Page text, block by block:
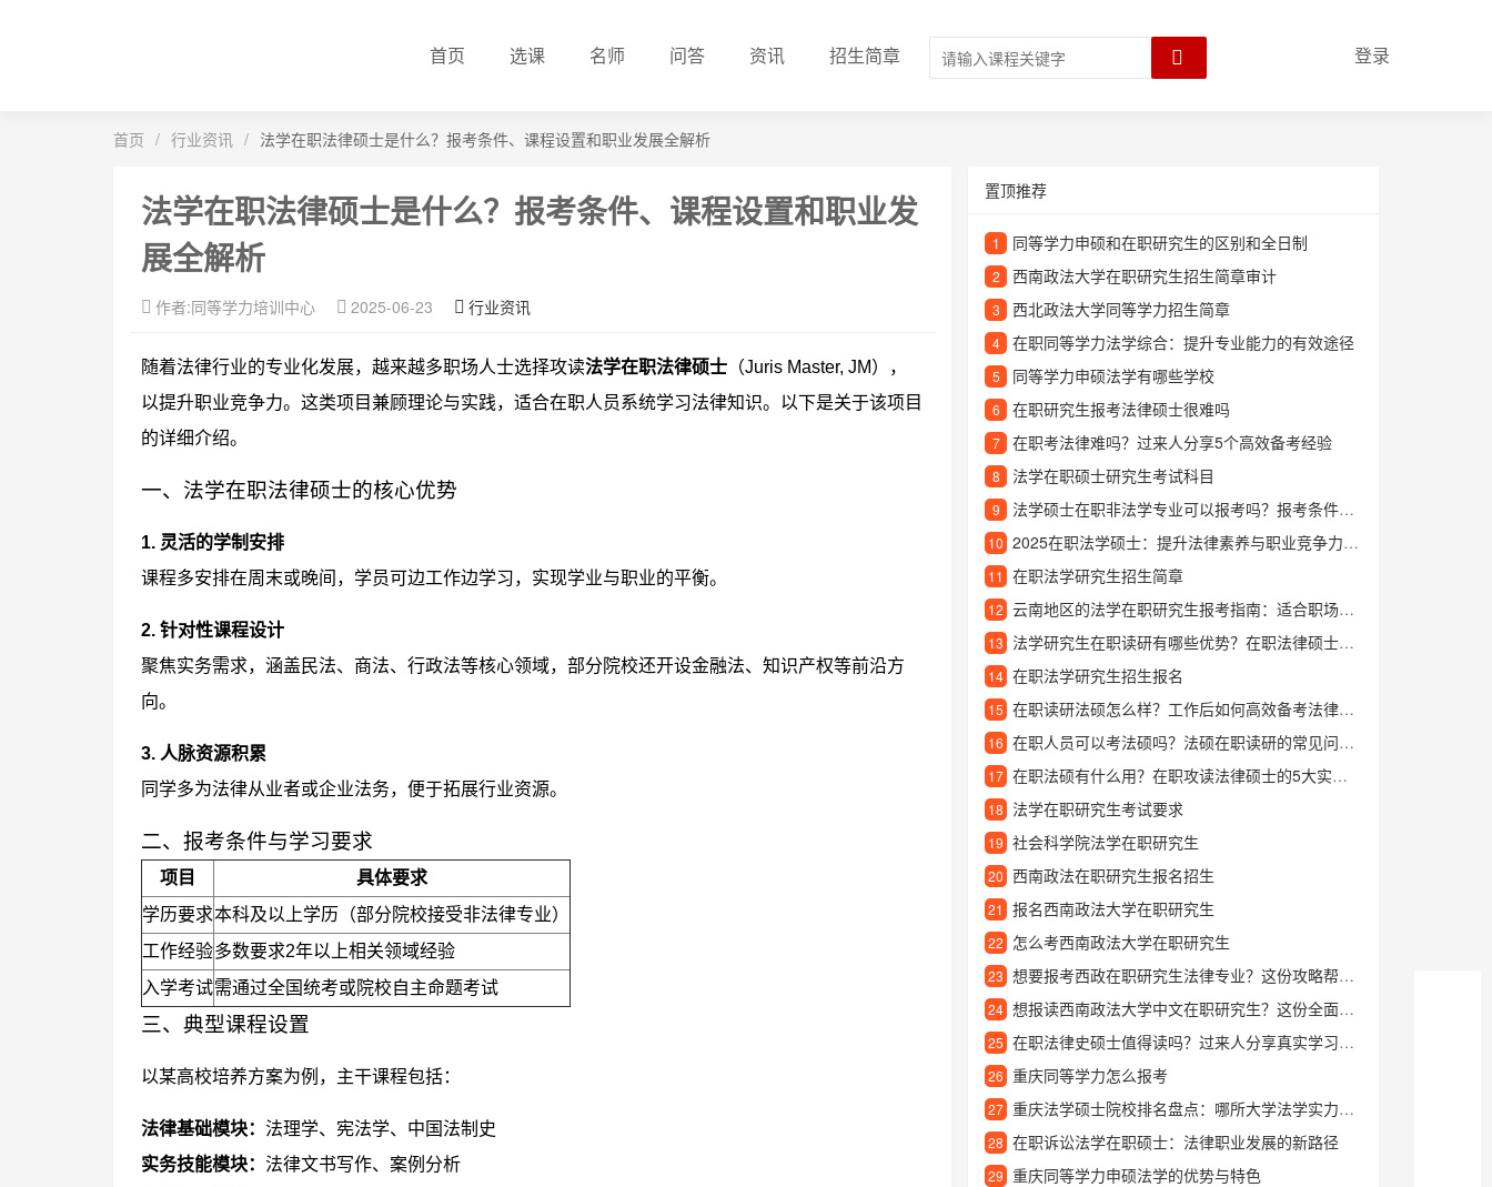
首页 选课 名师 问答 资讯 招生简章 登录
首页 / 行业资讯 / 法学在职法律硕士是什么？报考条件、课程设置和职业发展全解析
法学在职法律硕士是什么？报考条件、课程设置和职业发
展全解析
作者:同等学力培训中心 2025-06-23 行业资讯
随着法律行业的专业化发展，越来越多职场人士选择攻读法学在职法律硕士 （Juris Master, JM），
以提升职业竞争力。这类项目兼顾理论与实践，适合在职人员系统学习法律知识。以下是关于该项目
的详细介绍。
一、法学在职法律硕士的核心优势
1. 灵活的学制安排
课程多安排在周末或晚间，学员可边工作边学习，实现学业与职业的平衡。
2. 针对性课程设计
聚焦实务需求，涵盖民法、商法、行政法等核心领域，部分院校还开设金融法、知识产权等前沿方
向。
3. 人脉资源积累
同学多为法律从业者或企业法务，便于拓展行业资源。
二、报考条件与学习要求
项目
具体要求
学历要求本科及以上学历（部分院校接受非法律专业）
工作经验多数要求2年以上相关领域经验
入学考试需通过全国统考或院校自主命题考试
三、典型课程设置
以某高校培养方案为例，主干课程包括：
法律基础模块： 法理学、宪法学、中国法制史
实务技能模块： 法律文书写作、案例分析
置顶推荐
1 同等学力申硕和在职研究生的区别和全日制
2 西南政法大学在职研究生招生简章审计
3 西北政法大学同等学力招生简章
4 在职同等学力法学综合：提升专业能力的有效途径
5 同等学力申硕法学有哪些学校
6 在职研究生报考法律硕士很难吗
7 在职考法律难吗？过来人分享5个高效备考经验
8 法学在职硕士研究生考试科目
9 法学硕士在职非法学专业可以报考吗？报考条件与学习优势解析
10 2025在职法学硕士：提升法律素养与职业竞争力的新机遇
11 在职法学研究生招生简章
12 云南地区的法学在职研究生报考指南：适合职场人士的深造选择
13 法学研究生在职读研有哪些优势？在职法律硕士的报考条件和学习方式解析
14 在职法学研究生招生报名
15 在职读研法硕怎么样？工作后如何高效备考法律硕士
16 在职人员可以考法硕吗？法硕在职读研的常见问题解答
17 在职法硕有什么用？在职攻读法律硕士的5大实际价值
18 法学在职研究生考试要求
19 社会科学院法学在职研究生
20 西南政法在职研究生报名招生
21 报名西南政法大学在职研究生
22 怎么考西南政法大学在职研究生
23 想要报考西政在职研究生法律专业？这份攻略帮你全面了解
24 想报读西南政法大学中文在职研究生？这份全面指南告诉你如何申请和就读
25 在职法律史硕士值得读吗？过来人分享真实学习体验与收获
26 重庆同等学力怎么报考
27 重庆法学硕士院校排名盘点：哪所大学法学实力更强
28 在职诉讼法学在职硕士：法律职业发展的新路径
29 重庆同等学力申硕法学的优势与特色